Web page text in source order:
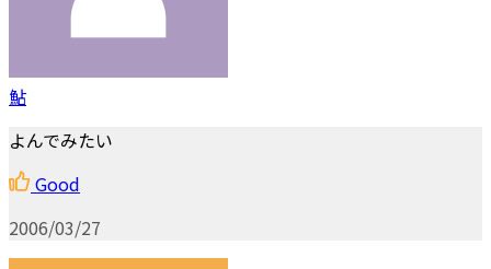
鮎
よんでみたい
Good
2006/03/27